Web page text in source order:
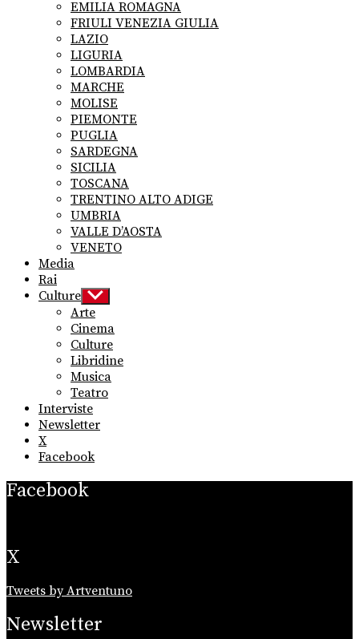
EMILIA ROMAGNA
FRIULI VENEZIA GIULIA
LAZIO
LIGURIA
LOMBARDIA
MARCHE
MOLISE
PIEMONTE
PUGLIA
SARDEGNA
SICILIA
TOSCANA
TRENTINO ALTO ADIGE
UMBRIA
VALLE D’AOSTA
VENETO
Media
Rai
Culture Show
sub
menu
Arte
Cinema
Culture
Libridine
Musica
Teatro
Interviste
Newsletter
X
Facebook
Facebook
X
Tweets by Artventuno
Newsletter